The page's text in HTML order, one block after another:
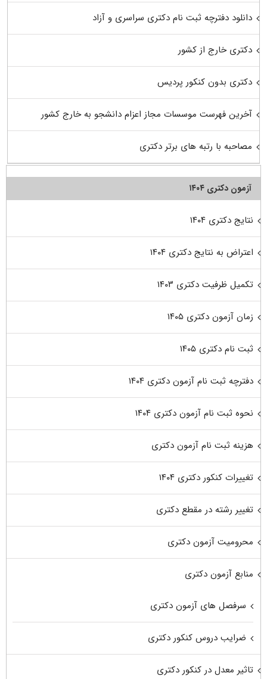
دانلود دفترچه ثبت نام دکتری سراسری و آزاد
دکتری خارج از کشور
دکتری بدون کنکور پردیس
آخرین فهرست موسسات مجاز اعزام دانشجو به خارج کشور
مصاحبه با رتبه های برتر دکتری
آزمون دکتری ۱۴۰۴
نتایج دکتری ۱۴۰۴
اعتراض به نتایج دکتری ۱۴۰۴
تکمیل ظرفیت دکتری ۱۴۰۳
زمان آزمون دکتری ۱۴۰۵
ثبت نام دکتری ۱۴۰۵
دفترچه ثبت نام آزمون دکتری ۱۴۰۴
نحوه ثبت نام آزمون دکتری ۱۴۰۴
هزینه ثبت نام آزمون دکتری
تغییرات کنکور دکتری ۱۴۰۴
تغییر رشته در مقطع دکتری
محرومیت آزمون دکتری
منابع آزمون دکتری
سرفصل های آزمون دکتری
ضرایب دروس کنکور دکتری
تاثیر معدل در کنکور دکتری